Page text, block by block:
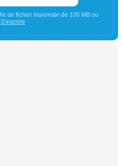
de fichier maximale de 100 MB ou
S'inscrire